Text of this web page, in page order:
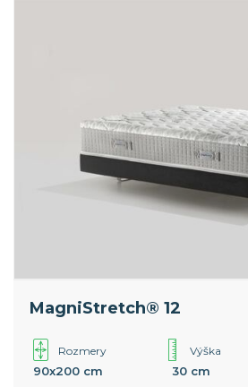
MagniStretch® 12
Rozmery
90x200 cm
Výška
30 cm